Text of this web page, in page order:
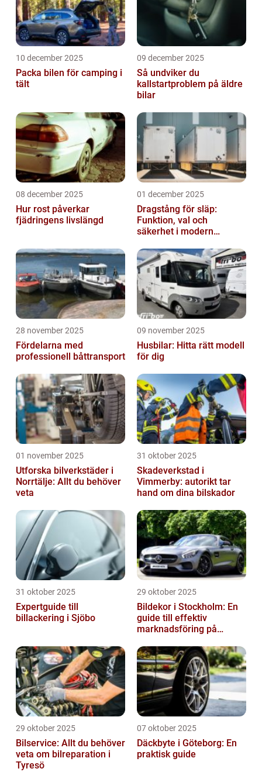
10 december 2025
Packa bilen för camping i
tält
09 december 2025
Så undviker du
kallstartproblem på äldre
bilar
08 december 2025
Hur rost påverkar
fjädringens livslängd
01 december 2025
Dragstång för släp:
Funktion, val och
säkerhet i modern
28 november 2025
Fördelarna med
professionell båttransport
09 november 2025
Husbilar: Hitta rätt modell
för dig
01 november 2025
Utforska bilverkstäder i
Norrtälje: Allt du behöver
veta
31 oktober 2025
Skadeverkstad i
Vimmerby: autorikt tar
hand om dina bilskador
31 oktober 2025
Expertguide till
billackering i Sjöbo
29 oktober 2025
Bildekor i Stockholm: En
guide till effektiv
marknadsföring på
29 oktober 2025
Bilservice: Allt du behöver
veta om bilreparation i
Tyresö
07 oktober 2025
Däckbyte i Göteborg: En
praktisk guide